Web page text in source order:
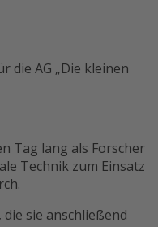
die AG „Die kleinen
Tag lang als Forscher
Technik zum Einsatz
sie anschließend